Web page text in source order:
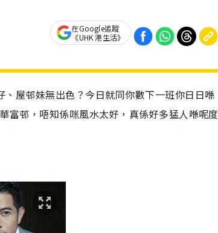
在Google追蹤
《UHK 港生活》
屋邨妹無出色？今日就同你數下一班你日日喺
富邨，唔知係咪風水太好，真係好多猛人喺呢度